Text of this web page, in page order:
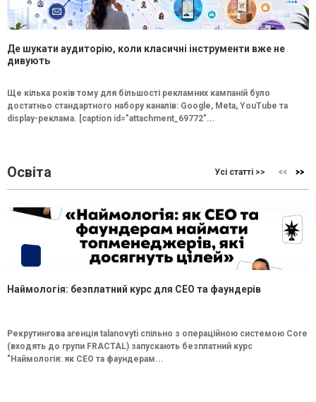
Де шукати аудиторію, коли класичні інструменти вже не
дивують
Ще кілька років тому для більшості рекламних кампаній було
достатньо стандартного набору каналів: Google, Meta, YouTube та
display-реклама. [caption id="attachment_69772"...
Освіта Усі статті >>
Наймологія: безплатний курс для CEO та фаундерів
Рекрутингова агенція talanovyti спільно з операційною системою Core
(входять до групи FRACTAL) запускають безплатний курс
"Наймологія: як СEO та фаундерам...